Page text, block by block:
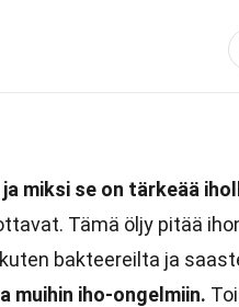
miksi se on tärkeää
Tämä öljy pitää
bakteereilta ja
muihin iho-ongelmiin.